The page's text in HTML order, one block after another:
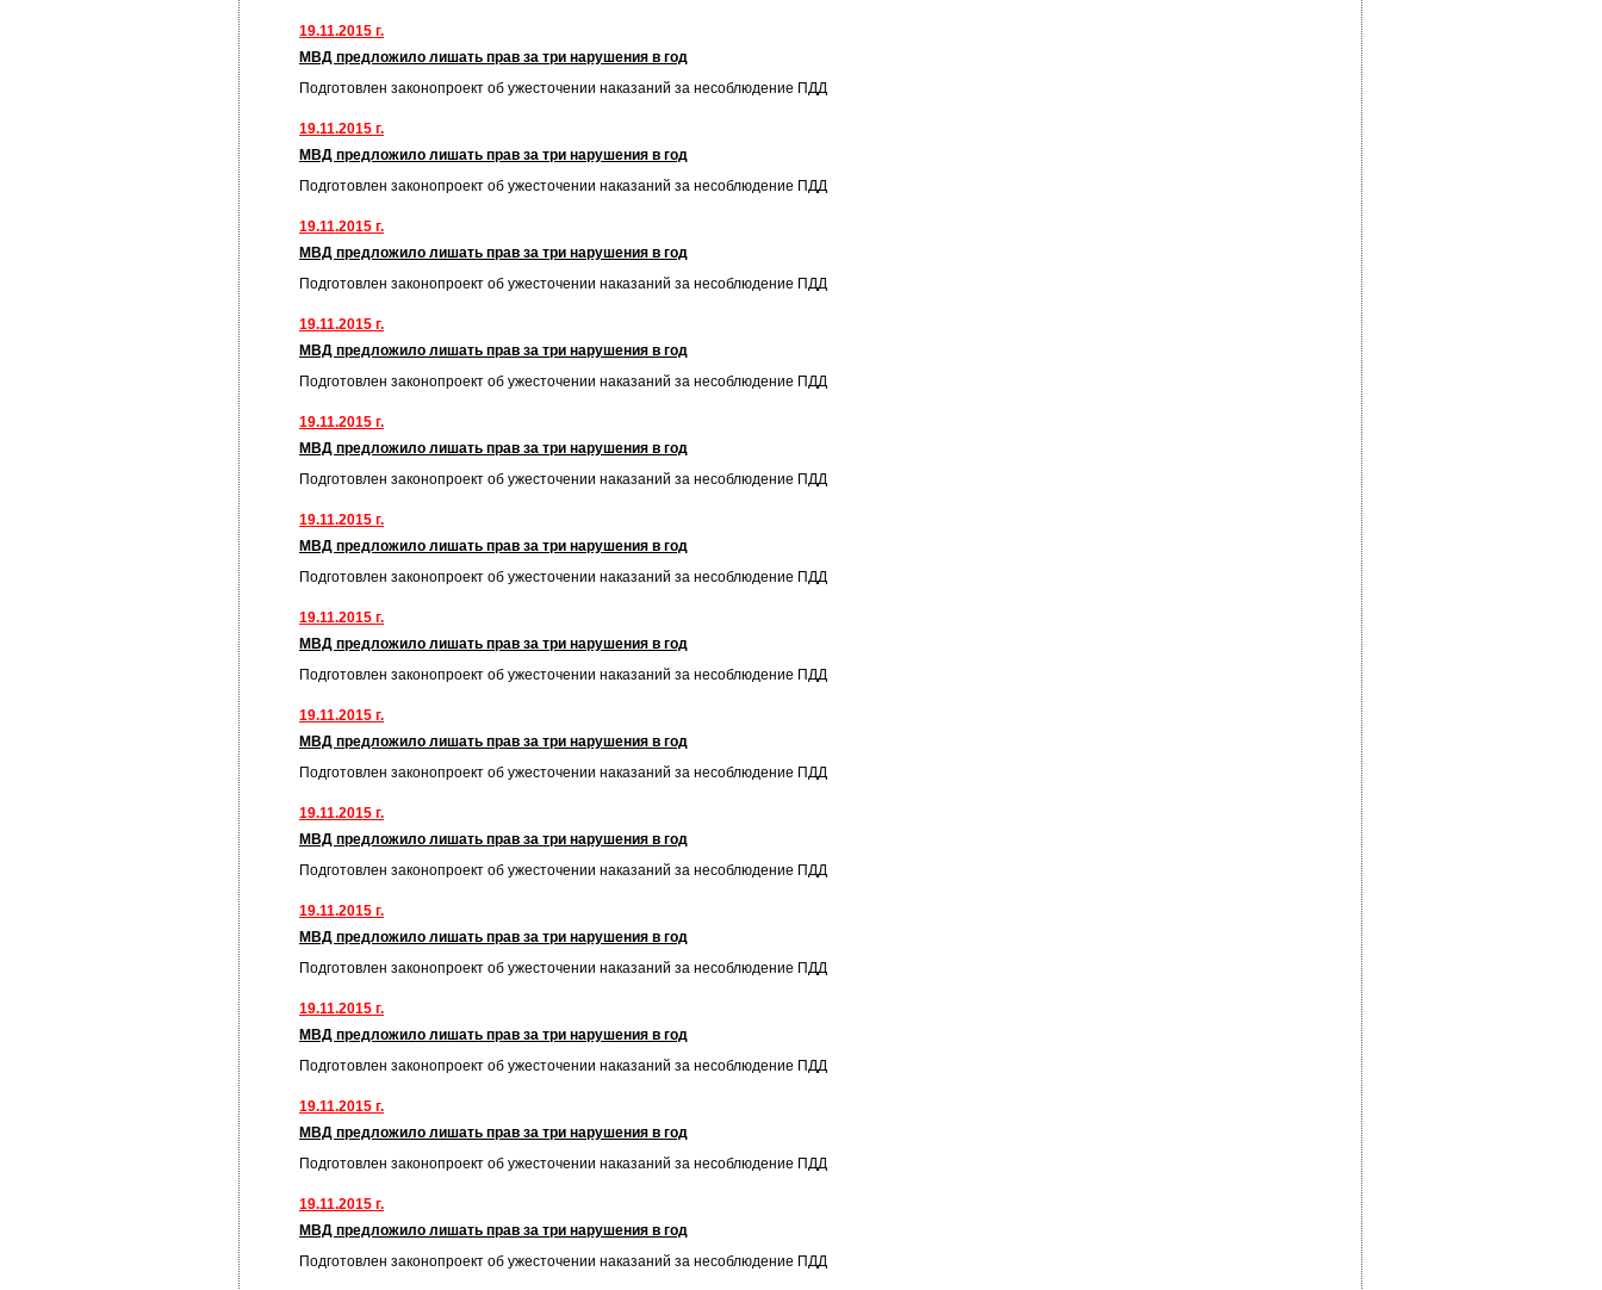
19.11.2015 г.
МВД предложило лишать прав за три нарушения в год
Подготовлен законопроект об ужесточении наказаний за несоблюдение ПДД
19.11.2015 г.
МВД предложило лишать прав за три нарушения в год
Подготовлен законопроект об ужесточении наказаний за несоблюдение ПДД
19.11.2015 г.
МВД предложило лишать прав за три нарушения в год
Подготовлен законопроект об ужесточении наказаний за несоблюдение ПДД
19.11.2015 г.
МВД предложило лишать прав за три нарушения в год
Подготовлен законопроект об ужесточении наказаний за несоблюдение ПДД
19.11.2015 г.
МВД предложило лишать прав за три нарушения в год
Подготовлен законопроект об ужесточении наказаний за несоблюдение ПДД
19.11.2015 г.
МВД предложило лишать прав за три нарушения в год
Подготовлен законопроект об ужесточении наказаний за несоблюдение ПДД
19.11.2015 г.
МВД предложило лишать прав за три нарушения в год
Подготовлен законопроект об ужесточении наказаний за несоблюдение ПДД
19.11.2015 г.
МВД предложило лишать прав за три нарушения в год
Подготовлен законопроект об ужесточении наказаний за несоблюдение ПДД
19.11.2015 г.
МВД предложило лишать прав за три нарушения в год
Подготовлен законопроект об ужесточении наказаний за несоблюдение ПДД
19.11.2015 г.
МВД предложило лишать прав за три нарушения в год
Подготовлен законопроект об ужесточении наказаний за несоблюдение ПДД
19.11.2015 г.
МВД предложило лишать прав за три нарушения в год
Подготовлен законопроект об ужесточении наказаний за несоблюдение ПДД
19.11.2015 г.
МВД предложило лишать прав за три нарушения в год
Подготовлен законопроект об ужесточении наказаний за несоблюдение ПДД
19.11.2015 г.
МВД предложило лишать прав за три нарушения в год
Подготовлен законопроект об ужесточении наказаний за несоблюдение ПДД